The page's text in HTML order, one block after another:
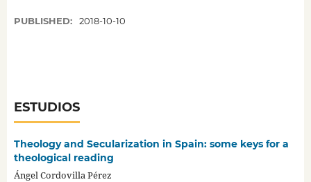
PUBLISHED: 2018-10-10
ESTUDIOS
Theology and Secularization in Spain: some keys for a
theological reading
Ángel Cordovilla Pérez